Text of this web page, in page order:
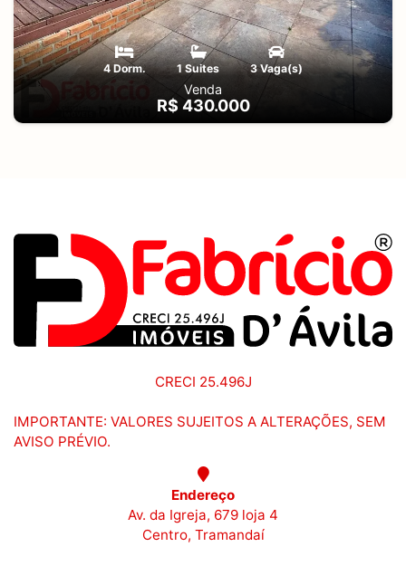
4 Dorm. 1 Suites 3 Vaga(s)
Venda
R$ 430.000
CRECI 25.496J
IMPORTANTE: VALORES SUJEITOS A ALTERAÇÕES, SEM
AVISO PRÉVIO.
Endereço
Av. da Igreja, 679 loja 4
Centro, Tramandaí